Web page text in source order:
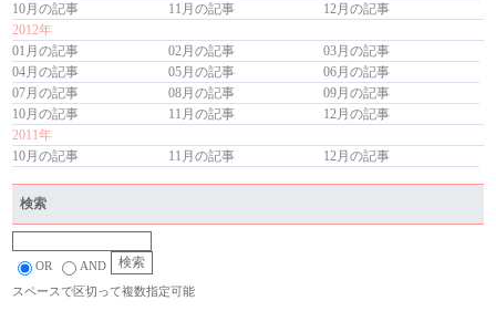
10月の記事
11月の記事
12月の記事
2012年
01月の記事
02月の記事
03月の記事
04月の記事
05月の記事
06月の記事
07月の記事
08月の記事
09月の記事
10月の記事
11月の記事
12月の記事
2011年
10月の記事
11月の記事 12月の記事
検索
OR AND
スペースで区切って複数指定可能